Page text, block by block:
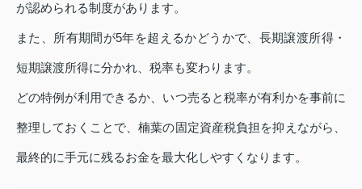
が認められる制度があります。
また、所有期間が5年を超えるかどうかで、長期譲渡所得・
短期譲渡所得に分かれ、税率も変わります。
どの特例が利用できるか、いつ売ると税率が有利かを事前に
整理しておくことで、楠葉の固定資産税負担を抑えながら、
最終的に手元に残るお金を最大化しやすくなります。